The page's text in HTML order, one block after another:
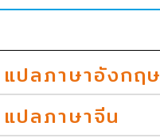
แปลภาษาอังกฤษ
แปลภาษาจีน